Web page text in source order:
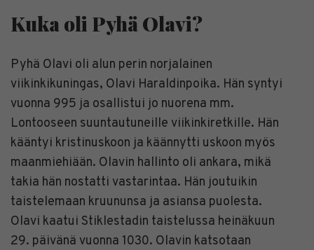
Kuka oli Pyhä Olavi?
Pyhä Olavi oli alun perin norjalainen
viikinkikuningas, Olavi Haraldinpoika. Hän syntyi
vuonna 995 ja osallistui jo nuorena mm.
Lontooseen suuntautuneille viikinkiretkille. Hän
kääntyi kristinuskoon ja käännytti uskoon myös
maanmiehiään. Olavin hallinto oli ankara, mikä
takia hän nostatti vastarintaa. Hän joutuikin
taistelemaan kruununsa ja asiansa puolesta.
Olavi kaatui Stiklestadin taistelussa heinäkuun
29. päivänä vuonna 1030. Olavin katsotaan